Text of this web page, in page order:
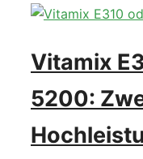
Vitamix
5200: